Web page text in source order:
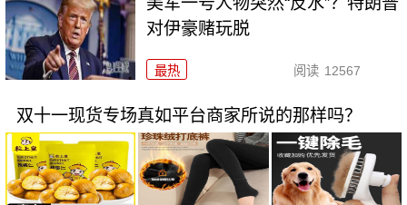
对伊豪赌玩脱
最热 阅读 12567
双十一现货专场真如平台商家所说的那样吗？